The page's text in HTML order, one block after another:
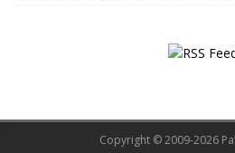
Copyright © 2009-2026